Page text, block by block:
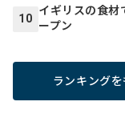
10
イギリスの食材
ープン
ランキング